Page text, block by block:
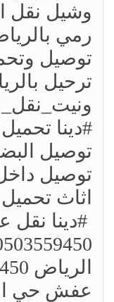
؜وشيل
رمي بالرياض
؜توصيل
؜؜#دينا
توصيل
توصيل
اثاث تحميل
؜#دينا
عفش حي